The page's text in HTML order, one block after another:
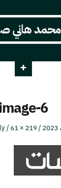
محمد هاني
image-6
Full
219 × 61